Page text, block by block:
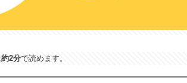
約2分で読めます。